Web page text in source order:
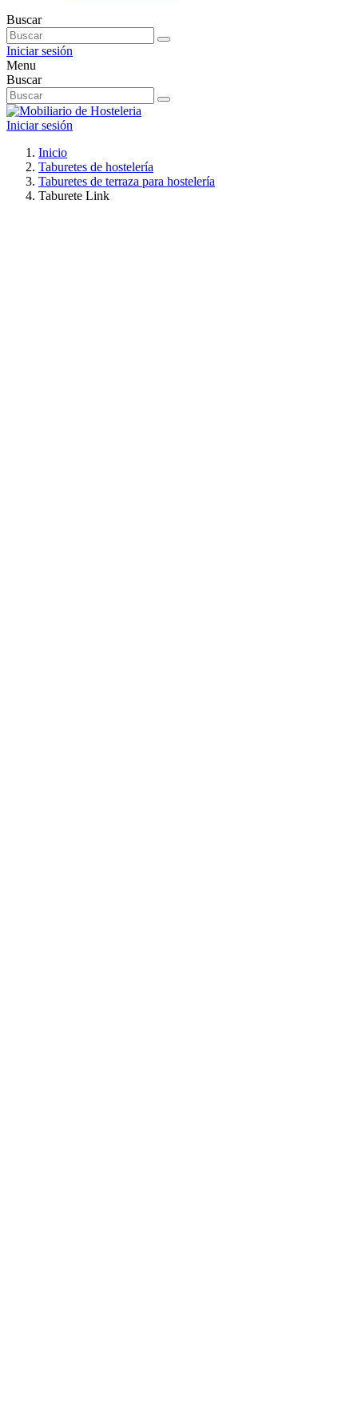
Buscar
Iniciar sesión
Menu
Buscar
Iniciar sesión
Inicio
Taburetes de hostelería
Taburetes de terraza para hostelería
Taburete Link